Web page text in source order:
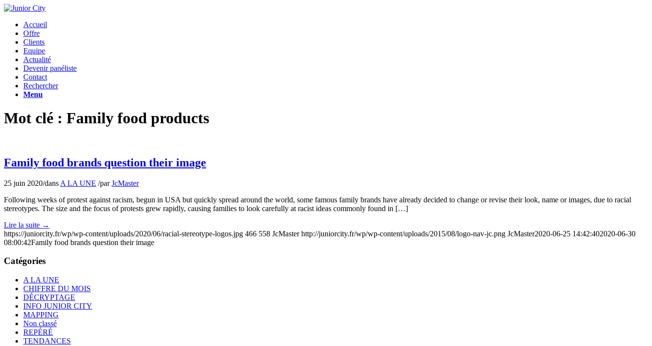
Accueil
Offre
Clients
Equipe
Actualité
Devenir panéliste
Contact
Rechercher
Menu
Mot clé : Family food products
Family food brands question their image
25 juin 2020/dans A LA UNE /parJcMaster
Following weeks of protest against racism, begun in USA but quickly spread around the world, some famous family brands have already decided to change or revise their look, name or images, due to racial
stereotypes. The size and the focus of protests grew rapidly, causing families to look carefully at racist ideas commonly found in […]
Lire la suite →
https://juniorcity.fr/wp/wp-content/uploads/2020/06/racial-stereotype-logos.jpg 466 558 JcMaster http://juniorcity.fr/wp/wp-content/uploads/2015/08/logo-nav-jc.png JcMaster2020-06-25 14:42:402020-06-30
08:00:42Family food brands question their image
Catégories
A LA UNE
CHIFFRE DU MOIS
DÉCRYPTAGE
INFO JUNIOR CITY
MAPPING
Non classé
REPÉRÉ
TENDANCES